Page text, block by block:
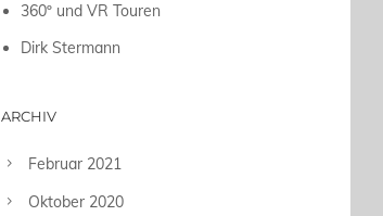
360º und VR Touren
Dirk Stermann
ARCHIV
Februar 2021
Oktober 2020